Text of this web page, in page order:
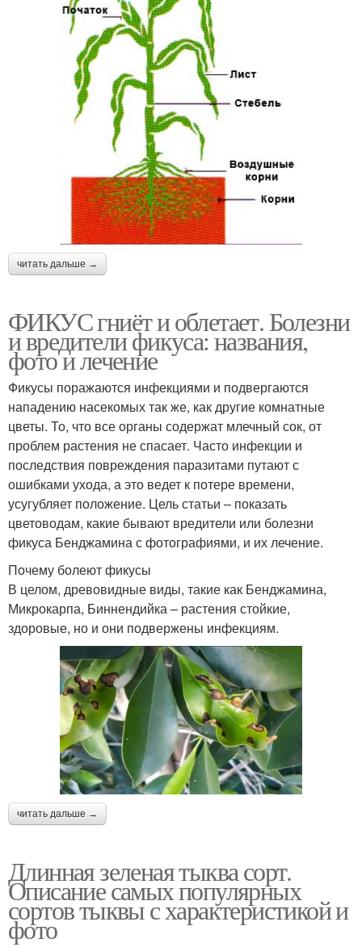
читать дальше →
ФИКУС гниёт и облетает. Болезни
и вредители фикуса: названия,
фото и лечение
Фикусы поражаются инфекциями и подвергаются
нападению насекомых так же, как другие комнатные
цветы. То, что все органы содержат млечный сок, от
проблем растения не спасает. Часто инфекции и
последствия повреждения паразитами путают с
ошибками ухода, а это ведет к потере времени,
усугубляет положение. Цель статьи – показать
цветоводам, какие бывают вредители или болезни
фикуса Бенджамина с фотографиями, и их лечение.
Почему болеют фикусы
В целом, древовидные виды, такие как Бенджамина,
Микрокарпа, Биннендийка – растения стойкие,
здоровые, но и они подвержены инфекциям.
читать дальше →
Длинная зеленая тыква сорт.
Описание самых популярных
сортов тыквы с характеристикой и
фото